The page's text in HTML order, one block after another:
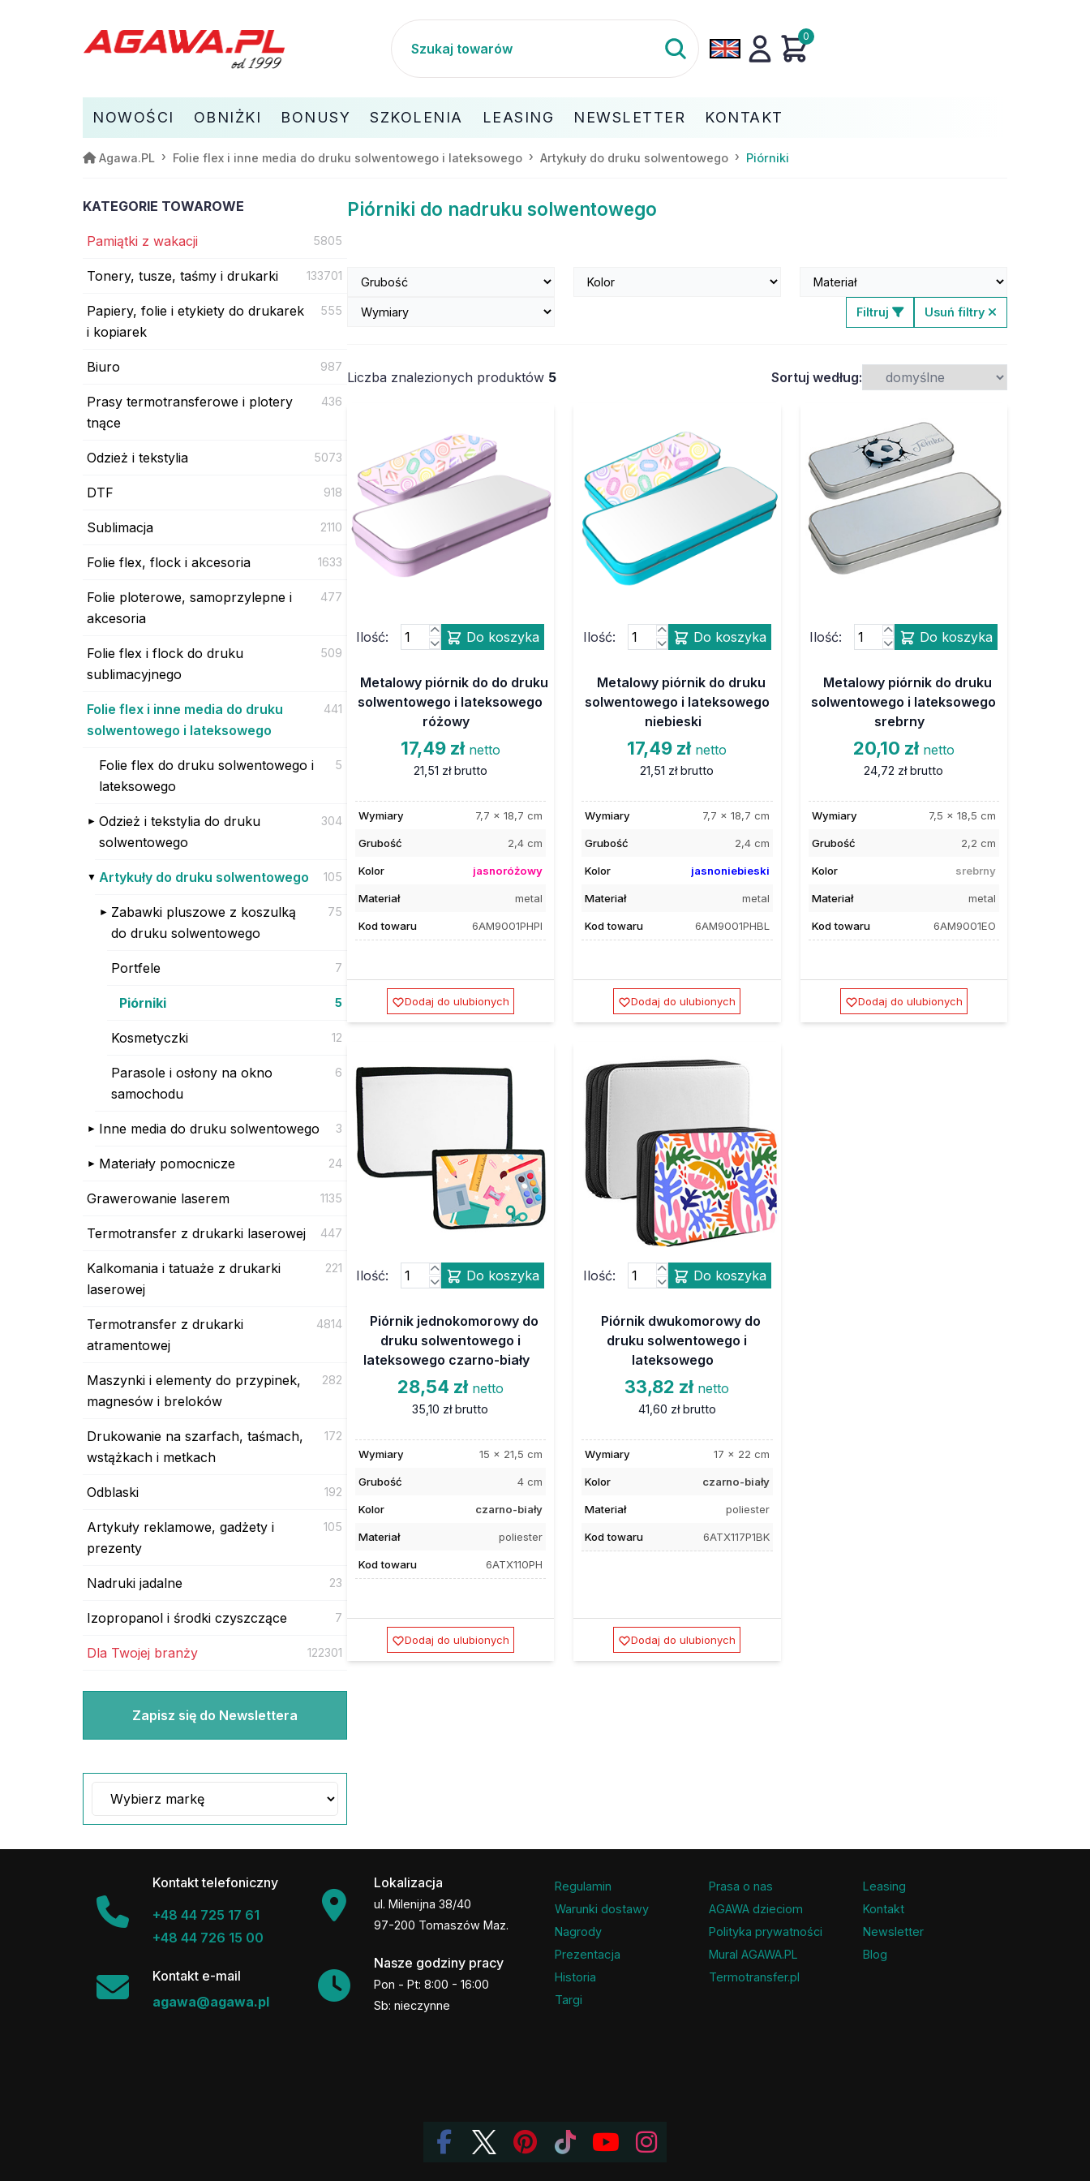
0
NOWOŚCI OBNIŻKI BONUSY SZKOLENIA LEASING NEWSLETTER KONTAKT
Agawa.PL Folie flex i inne media do druku solwentowego i lateksowego Artykuły do druku solwentowego Piórniki
KATEGORIE TOWAROWE
Pamiątki z wakacji 5805
Tonery, tusze, taśmy i drukarki 133701
Papiery, folie i etykiety do drukarek
i kopiarek
555
Biuro 987
Prasy termotransferowe i plotery
tnące
436
Odzież i tekstylia 5073
DTF 918
Sublimacja 2110
Folie flex, flock i akcesoria 1633
Folie ploterowe, samoprzylepne i
akcesoria
477
Folie flex i flock do druku
sublimacyjnego
509
Folie flex i inne media do druku
solwentowego i lateksowego
441
Folie flex do druku solwentowego i
lateksowego
5
Odzież i tekstylia do druku
solwentowego
304
Artykuły do druku solwentowego 105
Zabawki pluszowe z koszulką
do druku solwentowego
75
Portfele 7
Piórniki 5
Kosmetyczki 12
Parasole i osłony na okno
samochodu
6
Inne media do druku solwentowego 3
Materiały pomocnicze 24
Grawerowanie laserem 1135
Termotransfer z drukarki laserowej 447
Kalkomania i tatuaże z drukarki
laserowej
221
Termotransfer z drukarki
atramentowej
4814
Maszynki i elementy do przypinek,
magnesów i breloków
282
Drukowanie na szarfach, taśmach,
wstążkach i metkach
172
Odblaski 192
Artykuły reklamowe, gadżety i
prezenty
105
Nadruki jadalne 23
Izopropanol i środki czyszczące 7
Dla Twojej branży 122301
Zapisz się do Newslettera
Piórniki do nadruku solwentowego
Filtruj Usuń filtry
Liczba znalezionych produktów 5 Sortuj według:
Ilość: Do koszyka
Metalowy piórnik do do druku
solwentowego i lateksowego
różowy
17,49 zł netto
21,51 zł brutto
Wymiary 7,7 x 18,7 cm
Grubość 2,4 cm
Kolor jasnoróżowy
Materiał metal
Kod towaru 6AM9001PHPI
Dodaj do ulubionych
Ilość: Do koszyka
Metalowy piórnik do druku
solwentowego i lateksowego
niebieski
17,49 zł netto
21,51 zł brutto
Wymiary 7,7 x 18,7 cm
Grubość 2,4 cm
Kolor jasnoniebieski
Materiał metal
Kod towaru 6AM9001PHBL
Dodaj do ulubionych
Ilość: Do koszyka
Metalowy piórnik do druku
solwentowego i lateksowego
srebrny
20,10 zł netto
24,72 zł brutto
Wymiary 7,5 x 18,5 cm
Grubość 2,2 cm
Kolor srebrny
Materiał metal
Kod towaru 6AM9001EO
Dodaj do ulubionych
Ilość: Do koszyka
Piórnik jednokomorowy do
druku solwentowego i
lateksowego czarno-biały
28,54 zł netto
35,10 zł brutto
Wymiary 15 x 21,5 cm
Grubość 4 cm
Kolor czarno-biały
Materiał poliester
Kod towaru 6ATX110PH
Dodaj do ulubionych
Ilość: Do koszyka
Piórnik dwukomorowy do
druku solwentowego i
lateksowego
33,82 zł netto
41,60 zł brutto
Wymiary 17 x 22 cm
Kolor czarno-biały
Materiał poliester
Kod towaru 6ATX117P1BK
Dodaj do ulubionych
Kontakt telefoniczny
+48 44 725 17 61
+48 44 726 15 00
Kontakt e-mail
agawa@agawa.pl
Lokalizacja
ul. Milenijna 38/40
97-200 Tomaszów Maz.
Nasze godziny pracy
Pon - Pt: 8:00 - 16:00
Sb: nieczynne
Regulamin
Warunki dostawy
Nagrody
Prezentacja
Historia
Targi
Prasa o nas
AGAWA dzieciom
Polityka prywatności
Mural AGAWA.PL
Termotransfer.pl
Leasing
Kontakt
Newsletter
Blog